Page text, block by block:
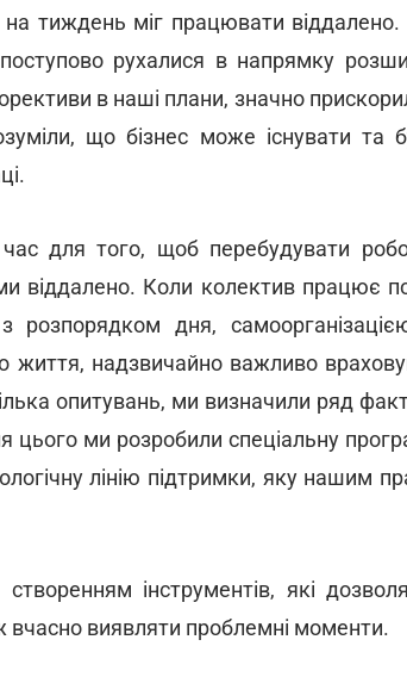
тиждень міг працювати віддалено.
поступово рухалися в напрямку
в наші плани, значно
що бізнес може існувати та
для того, щоб перебудувати
віддалено. Коли колектив працює
розпорядком дня,
життя, надзвичайно важливо
опитувань, ми визначили ряд
цього ми розробили спеціальну
лінію підтримки, яку нашим
інструментів, які
вчасно виявляти проблемні моменти.